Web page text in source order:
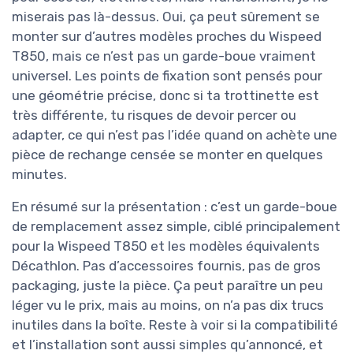
miserais pas là-dessus. Oui, ça peut sûrement se
monter sur d’autres modèles proches du Wispeed
T850, mais ce n’est pas un garde-boue vraiment
universel. Les points de fixation sont pensés pour
une géométrie précise, donc si ta trottinette est
très différente, tu risques de devoir percer ou
adapter, ce qui n’est pas l’idée quand on achète une
pièce de rechange censée se monter en quelques
minutes.
En résumé sur la présentation : c’est un garde-boue
de remplacement assez simple, ciblé principalement
pour la Wispeed T850 et les modèles équivalents
Décathlon. Pas d’accessoires fournis, pas de gros
packaging, juste la pièce. Ça peut paraître un peu
léger vu le prix, mais au moins, on n’a pas dix trucs
inutiles dans la boîte. Reste à voir si la compatibilité
et l’installation sont aussi simples qu’annoncé, et